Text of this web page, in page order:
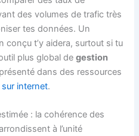
des volumes de trafic très
tes données. Un
conçu t’y aidera, surtout si tu
plus global degestion
dans des ressources
internet.
: la cohérence des
à l’unité